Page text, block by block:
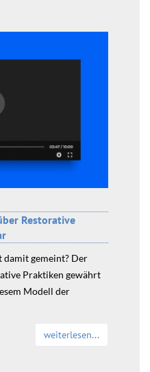
Restorative
damit gemeint? Der
Praktiken gewährt
Modell der
weiterlesen...